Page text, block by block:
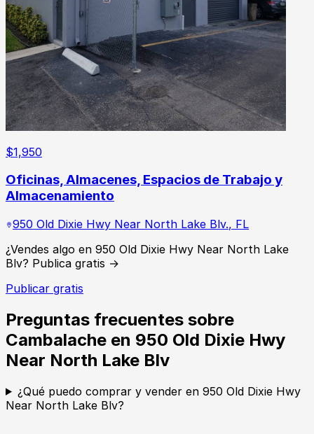
$1,950
Oficinas, Almacenes, Espacios de Trabajo y
Almacenamiento
950 Old Dixie Hwy Near North Lake Blv., FL
¿Vendes algo en 950 Old Dixie Hwy Near North Lake
Blv? Publica gratis →
Publicar gratis
Preguntas frecuentes sobre
Cambalache en 950 Old Dixie Hwy
Near North Lake Blv
¿Qué puedo comprar y vender en 950 Old Dixie Hwy
Near North Lake Blv?